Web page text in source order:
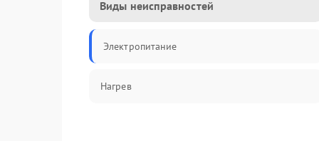
Виды неисправностей
Электропитание
Нагрев